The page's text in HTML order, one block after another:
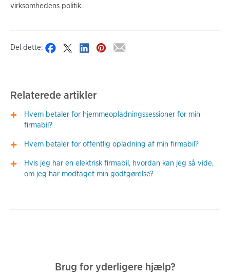
virksomhedens politik.
Del dette:
Relaterede artikler
Hvem betaler for hjemmeopladningssessioner for min
firmabil?
Hvem betaler for offentlig opladning af min firmabil?
Hvis jeg har en elektrisk firmabil, hvordan kan jeg så vide,
om jeg har modtaget min godtgørelse?
Brug for yderligere hjælp?